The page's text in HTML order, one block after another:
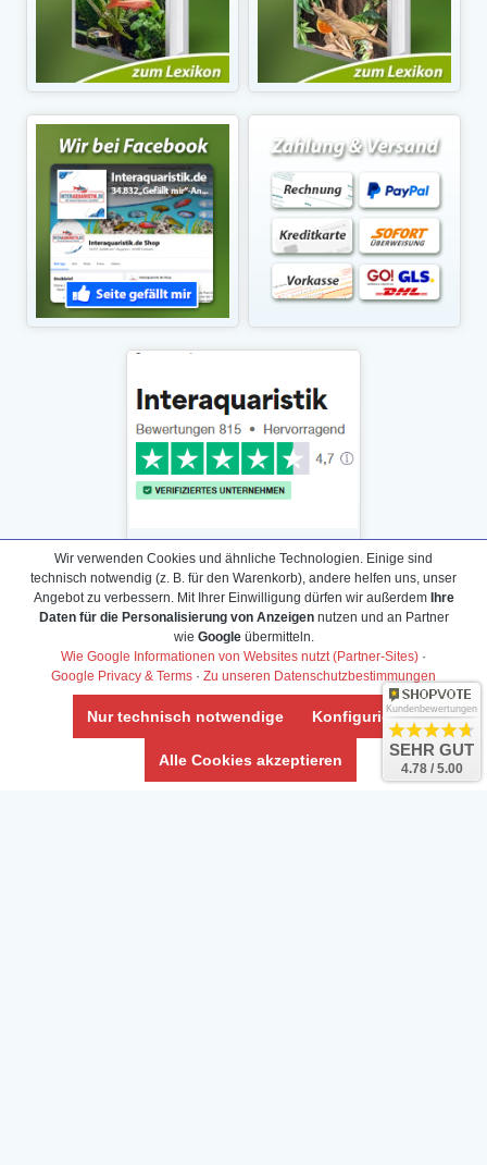
Daten­schutz­erklärung
Widerrufs­recht /Widerrufs­formular
AGB & Info
Impressum
Umwelt und Entsorgung
Vertrag widerrufen
Wir verwenden Cookies und ähnliche Technologien. Einige sind
technisch notwendig (z. B. für den Warenkorb), andere helfen uns, unser
Angebot zu verbessern. Mit Ihrer Einwilligung dürfen wir außerdem Ihre
Daten für die Personalisierung von Anzeigennutzen und an Partner
wie Googleübermitteln.
Wie Google Informationen von Websites nutzt (Partner-Sites) ·
Google Privacy & Terms · Zu unseren Datenschutzbestimmungen
Nur technisch notwendige Konfigurieren
Alle Cookies akzeptieren
Kundenbewertungen
SEHR GUT
4.78 / 5.00